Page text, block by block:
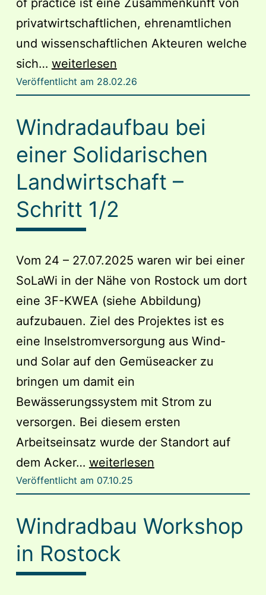
of practice ist eine Zusammenkunft von
privatwirtschaftlichen, ehrenamtlichen
und wissenschaftlichen Akteuren welche
sich… ERNI
e.V.
Teil
community
of
practice
des
PODEST
weiterlesen
Veröffentlicht am 28.02.26
Windradaufbau bei
einer Solidarischen
Landwirtschaft –
Schritt 1/2
Vom 24 – 27.07.2025 waren wir bei einer
SoLaWi in der Nähe von Rostock um dort
eine 3F-KWEA (siehe Abbildung)
aufzubauen. Ziel des Projektes ist es
eine Inselstromversorgung aus Wind-
und Solar auf den Gemüseacker zu
bringen um damit ein
Bewässerungssystem mit Strom zu
versorgen. Bei diesem ersten
Arbeitseinsatz wurde der Standort auf
dem Acker… Windradaufbau
bei
Solidarischen
Landwirtschaft
–
weiterlesen
Veröffentlicht am 07.10.25
Windradbau Workshop
in Rostock